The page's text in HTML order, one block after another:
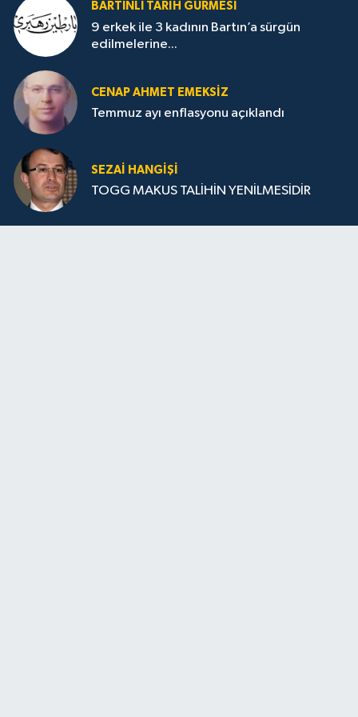
BARTINLI TARIH GURMESI
9 erkek ile 3 kadının Bartın’a sürgün
edilmelerine...
CENAP AHMET EMEKSİZ
Temmuz ayı enflasyonu açıklandı
SEZAI HANGİŞİ
TOGG MAKUS TALİHİN YENİLMESİDİR